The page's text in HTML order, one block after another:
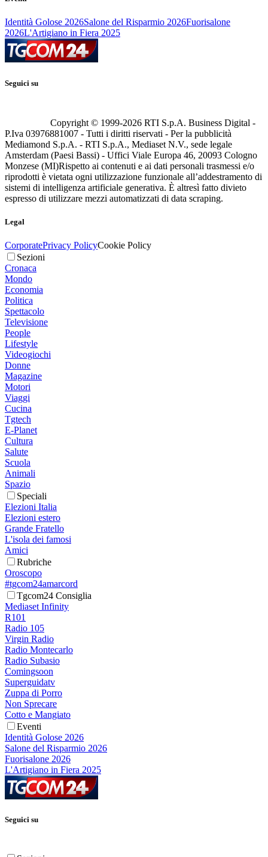
Identità Golose 2026Salone del Risparmio 2026Fuorisalone
2026L'Artigiano in Fiera 2025
Seguici su
Copyright © 1999-2026 RTI S.p.A. Business Digital -
P.Iva 03976881007 - Tutti i diritti riservati - Per la pubblicità
Mediamond S.p.A. - RTI S.p.A., Mediaset N.V., sede legale
Amsterdam (Paesi Bassi) - Uffici Viale Europa 46, 20093 Cologno
Monzese (MI)Rispetto ai contenuti e ai dati personali trasmessi e/o
riprodotti è vietata ogni utilizzazione funzionale all’addestramento di
sistemi di intelligenza artificiale generativa. È altresì fatto divieto
espresso di utilizzare mezzi automatizzati di data scraping.
Legal
CorporatePrivacy PolicyCookie Policy
Sezioni
Cronaca
Mondo
Economia
Politica
Spettacolo
Televisione
People
Lifestyle
Videogiochi
Donne
Magazine
Motori
Viaggi
Cucina
Tgtech
E-Planet
Cultura
Salute
Scuola
Animali
Spazio
Speciali
Elezioni Italia
Elezioni estero
Grande Fratello
L'isola dei famosi
Amici
Rubriche
Oroscopo
#tgcom24amarcord
Tgcom24 Consiglia
Mediaset Infinity
R101
Radio 105
Virgin Radio
Radio Montecarlo
Radio Subasio
Comingsoon
Superguidatv
Zuppa di Porro
Non Sprecare
Cotto e Mangiato
Eventi
Identità Golose 2026
Salone del Risparmio 2026
Fuorisalone 2026
L'Artigiano in Fiera 2025
Seguici su